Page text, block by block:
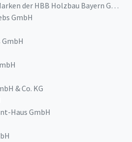
Naturholzhaus eine Marken der HBB Holzbau Bayern GmbH & Co. KG
GmbH
& Co. KG
Haus GmbH